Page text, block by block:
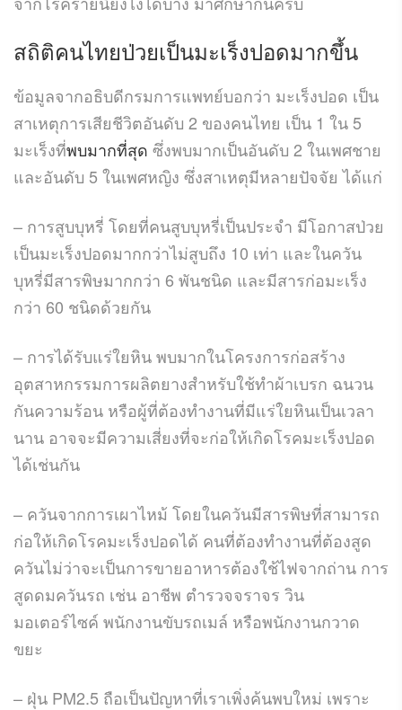
สถิติคนไทยป่วยเป็นมะเร็งปอดมากขึ้น
ข้อมูลจากอธิบดีกรมการแพทย์บอกว่า มะเร็งปอด เป็น
สาเหตุการเสียชีวิตอันดับ 2 ของคนไทย เป็น 1 ใน 5
มะเร็งที่พบมากที่สุด ซึ่งพบมากเป็นอันดับ 2 ในเพศชาย
และอันดับ 5 ในเพศหญิง ซึ่งสาเหตุมีหลายปัจจัย ได้แก่
– การสูบบุหรี่ โดยที่คนสูบบุหรี่เป็นประจำ มีโอกาสป่วย
เป็นมะเร็งปอดมากกว่าไม่สูบถึง 10 เท่า และในควัน
บุหรี่มีสารพิษมากกว่า 6 พันชนิด และมีสารก่อมะเร็ง
กว่า 60 ชนิดด้วยกัน
– การได้รับแร่ใยหิน พบมากในโครงการก่อสร้าง
อุตสาหกรรมการผลิตยางสำหรับใช้ทำผ้าเบรก ฉนวน
กันความร้อน หรือผู้ที่ต้องทำงานที่มีแร่ใยหินเป็นเวลา
นาน อาจจะมีความเสี่ยงที่จะก่อให้เกิดโรคมะเร็งปอด
ได้เช่นกัน
– ควันจากการเผาไหม้ โดยในควันมีสารพิษที่สามารถ
ก่อให้เกิดโรคมะเร็งปอดได้ คนที่ต้องทำงานที่ต้องสูด
ควันไม่ว่าจะเป็นการขายอาหารต้องใช้ไฟจากถ่าน การ
สูดดมควันรถ เช่น อาชีพ ตำรวจจราจร วิน
มอเตอร์ไซค์ พนักงานขับรถเมล์ หรือพนักงานกวาด
ขยะ
– ฝุ่น PM2.5 ถือเป็นปัญหาที่เราเพิ่งค้นพบใหม่ เพราะ